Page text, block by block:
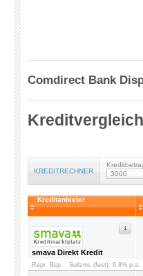
Comdirect Bank
KREDITRECHNER
Kreditanbieter
smava Direkt Kredit
Repr. Bsp.: Sollzins (fest): 6,8% p.a.